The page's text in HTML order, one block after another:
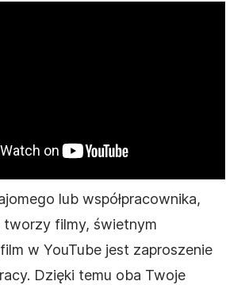
lub współpracownika,
filmy, świetnym
film w YouTube jest zaproszenie
Dzięki temu oba Twoje